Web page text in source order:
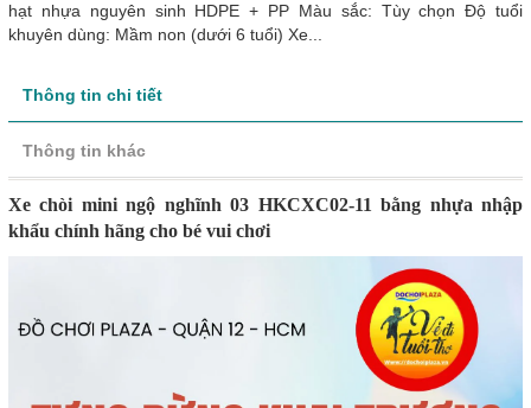
hạt nhựa nguyên sinh HDPE + PP Màu sắc: Tùy chọn Độ tuổi
khuyên dùng: Mầm non (dưới 6 tuổi) Xe...
Thông tin chi tiết
Thông tin khác
Xe chòi mini ngộ nghĩnh 03 HKCXC02-11 bằng nhựa nhập
khẩu chính hãng cho bé vui chơi